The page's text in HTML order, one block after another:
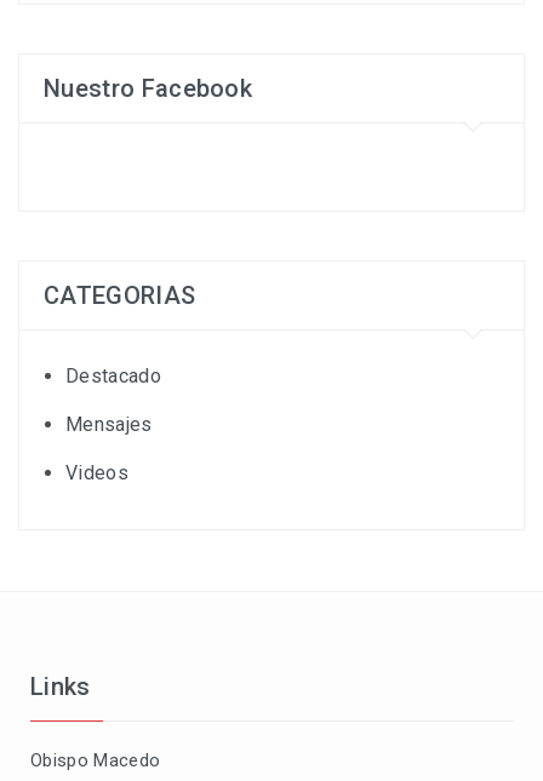
Nuestro Facebook
CATEGORIAS
Destacado
Mensajes
Videos
Links
Obispo Macedo